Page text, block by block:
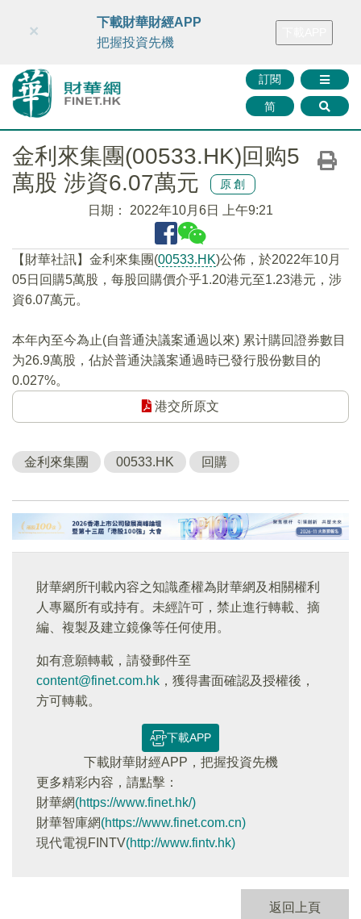
財華智庫網 FINTV FINMETA 財華證券 媒體矩陣
訂閱
简
×
下載財華財經APP
把握投資先機
金利來集團(00533.HK)回购5
萬股 涉資6.07萬元
原創
日期： 2022年10月6日 上午9:21
【財華社訊】金利來集團(00533.HK)公佈，於2022年10月
05日回購5萬股，每股回購價介乎1.20港元至1.23港元，涉
資6.07萬元。
本年內至今為止(自普通決議案通過以來) 累计購回證券數目
为26.9萬股，佔於普通決議案通過時已發行股份數目的
0.027%。
港交所原文
金利來集團 00533.HK 回購
財華網所刊載內容之知識產權為財華網及相關權利
人專屬所有或持有。未經許可，禁止進行轉載、摘
編、複製及建立鏡像等任何使用。
如有意願轉載，請發郵件至
content@finet.com.hk ，獲得書面確認及授權後，
方可轉載。
下載APP
下載財華財經APP，把握投資先機
更多精彩内容，請點擊：
財華網(https://www.finet.hk/)
財華智庫網(https://www.finet.com.cn)
現代電視FINTV(http://www.fintv.hk)
返回上頁